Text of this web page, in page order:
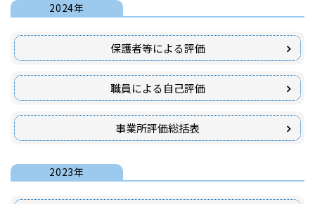
2024年
保護者等による評価
職員による自己評価
事業所評価総括表
2023年